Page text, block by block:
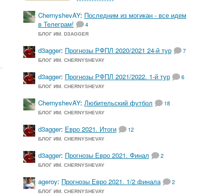
ChernyshevAY: Последним из могикан - все идем
в Телеграм!
4
БЛОГ ИМ. D3AGGER
d3agger: Прогнозы РФПЛ 2020/2021 24-й тур 7
БЛОГ ИМ. CHERNYSHEVAY
d3agger: Прогнозы РФПЛ 2021/2022. 1-й тур 6
БЛОГ ИМ. CHERNYSHEVAY
ChernyshevAY: Любительский футбол 18
БЛОГ ИМ. CHERNYSHEVAY
d3agger: Евро 2021. Итоги 12
БЛОГ ИМ. CHERNYSHEVAY
d3agger: Прогнозы Евро 2021. Финал 2
БЛОГ ИМ. CHERNYSHEVAY
ageroy: Прогнозы Евро 2021. 1/2 финала 2
БЛОГ ИМ. CHERNYSHEVAY